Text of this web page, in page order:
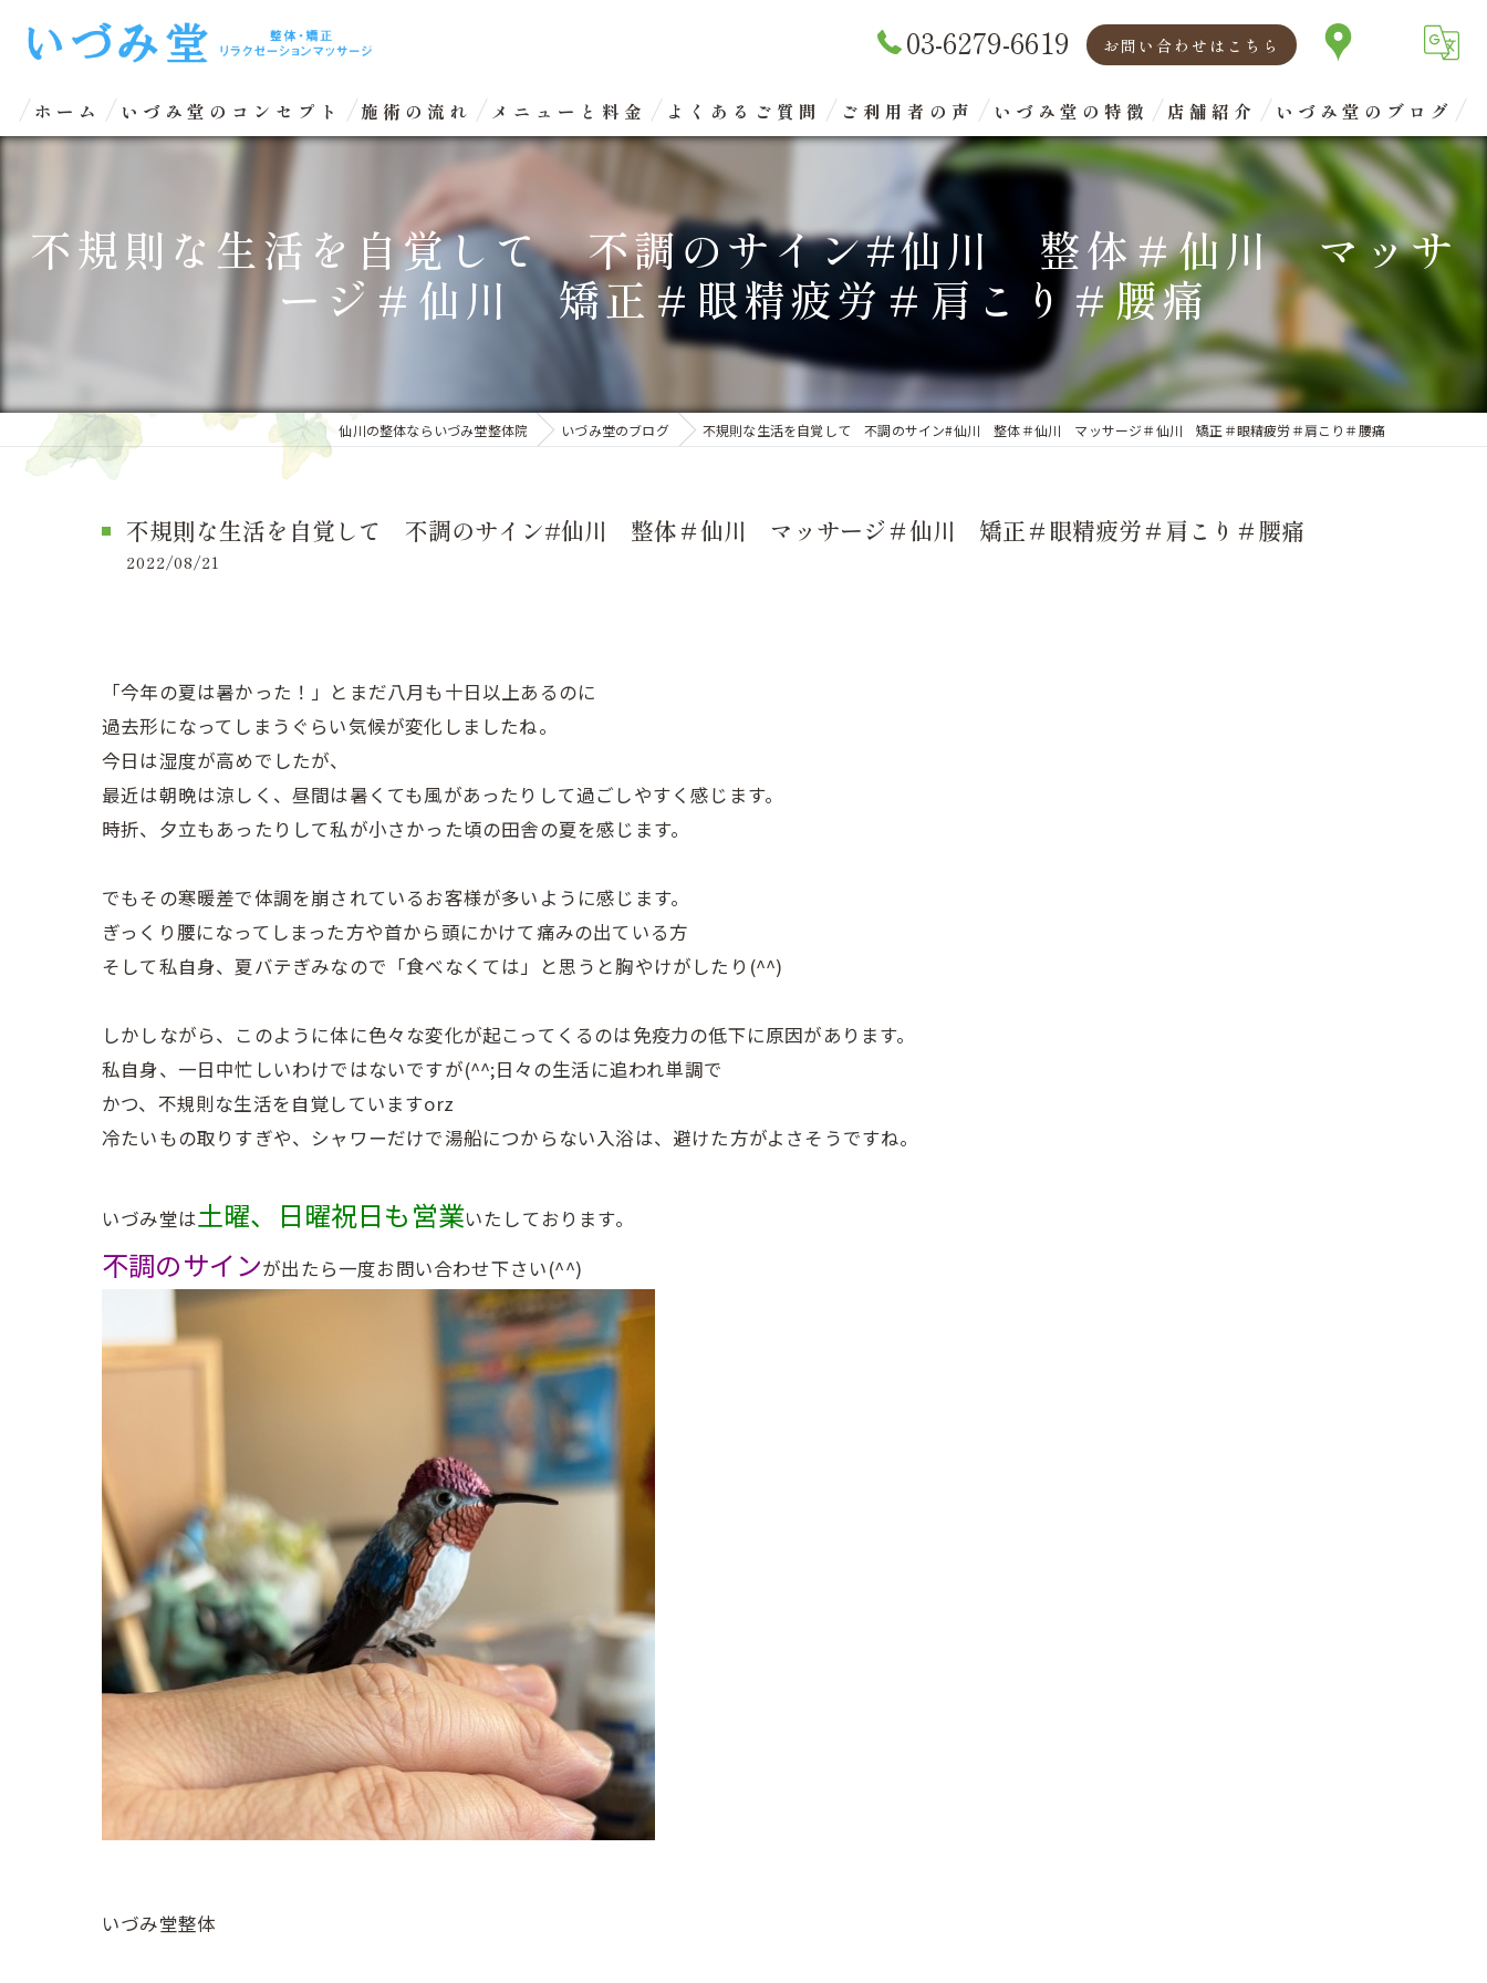
03-6279-6619 お問い合わせはこちら
ホーム いづみ堂のコンセプト 施術の流れ メニューと料金
リラクゼーションマッサージ
整体矯正（骨盤矯正）
眼精疲労改善コース
エクスケアトレーニング
よくあるご質問 ご利用者の声 いづみ堂の特徴
肩こり
眼精疲労
店舗紹介
代表あいさつ
いづみ堂のブログ
不規則な生活を自覚して 不調のサイン#仙川 整体＃仙川 マッサ
ージ＃仙川 矯正＃眼精疲労＃肩こり＃腰痛
仙川の整体ならいづみ堂整体院 いづみ堂のブログ 不規則な生活を自覚して 不調のサイン#仙川 整体＃仙川 マッサージ＃仙川 矯正＃眼精疲労＃肩こり＃腰痛
不規則な生活を自覚して 不調のサイン#仙川 整体＃仙川 マッサージ＃仙川 矯正＃眼精疲労＃肩こり＃腰痛
2022/08/21
「今年の夏は暑かった！」とまだ八月も十日以上あるのに
過去形になってしまうぐらい気候が変化しましたね。
今日は湿度が高めでしたが、
最近は朝晩は涼しく、昼間は暑くても風があったりして過ごしやすく感じます。
時折、夕立もあったりして私が小さかった頃の田舎の夏を感じます。
でもその寒暖差で体調を崩されているお客様が多いように感じます。
ぎっくり腰になってしまった方や首から頭にかけて痛みの出ている方
そして私自身、夏バテぎみなので「食べなくては」と思うと胸やけがしたり(^^)
しかしながら、このように体に色々な変化が起こってくるのは免疫力の低下に原因があります。
私自身、一日中忙しいわけではないですが(^^;日々の生活に追われ単調で
かつ、不規則な生活を自覚していますorz
冷たいもの取りすぎや、シャワーだけで湯船につからない入浴は、避けた方がよさそうですね。
いづみ堂は土曜、日曜祝日も営業いたしております。
不調のサインが出たら一度お問い合わせ下さい(^^)
いづみ堂整体